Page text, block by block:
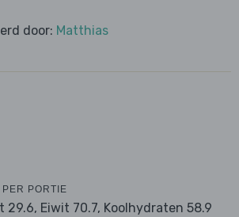
door: Matthias
PORTIE
29.6, Eiwit 70.7, Koolhydraten 58.9